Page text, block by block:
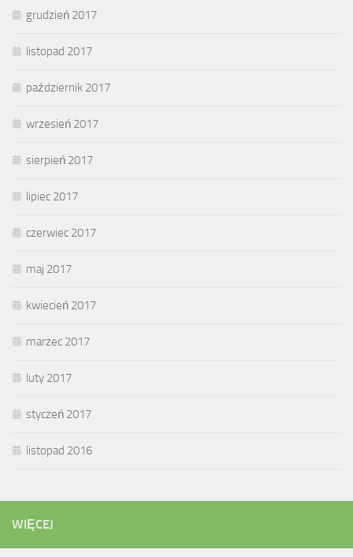
grudzień 2017
listopad 2017
październik 2017
wrzesień 2017
sierpień 2017
lipiec 2017
czerwiec 2017
maj 2017
kwiecień 2017
marzec 2017
luty 2017
styczeń 2017
listopad 2016
WIĘCEJ